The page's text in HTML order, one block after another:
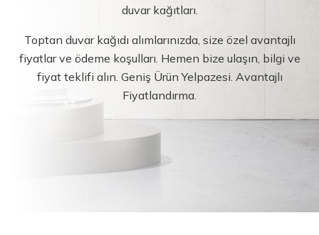
duvar kağıtları.
Toptan duvar kağıdı alımlarınızda, size özel avantajlı
fiyatlar ve ödeme koşulları. Hemen bize ulaşın, bilgi ve
fiyat teklifi alın. Geniş Ürün Yelpazesi. Avantajlı
Fiyatlandırma.